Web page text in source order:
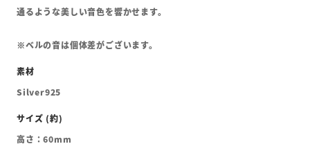
通るような美しい音色を響かせます。
※ベルの音は個体差がございます。
Silver925
高さ：60mm